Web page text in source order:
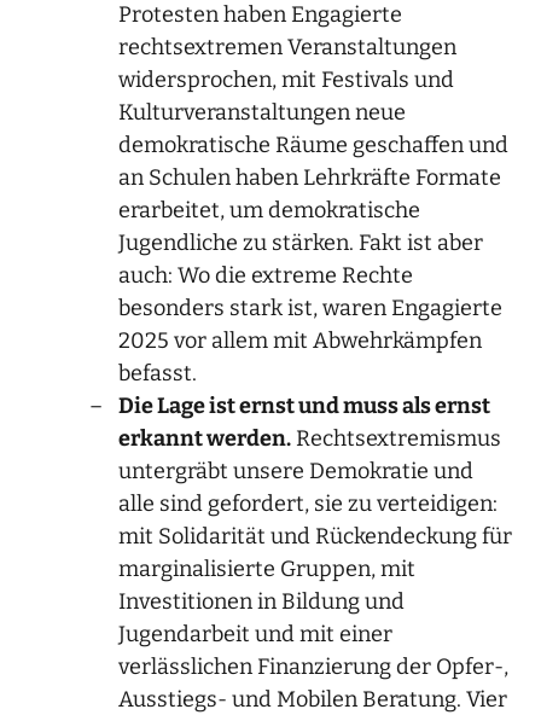
Protesten haben Engagierte
rechtsextremen Veranstaltungen
widersprochen, mit Festivals und
Kulturveranstaltungen neue
demokratische Räume geschaffen und
an Schulen haben Lehrkräfte Formate
erarbeitet, um demokratische
Jugendliche zu stärken. Fakt ist aber
auch: Wo die extreme Rechte
besonders stark ist, waren Engagierte
2025 vor allem mit Abwehrkämpfen
befasst.
Die Lage ist ernst und muss als ernst
erkannt werden.Rechtsextremismus
untergräbt unsere Demokratie und
alle sind gefordert, sie zu verteidigen:
mit Solidarität und Rückendeckung für
marginalisierte Gruppen, mit
Investitionen in Bildung und
Jugendarbeit und mit einer
verlässlichen Finanzierung der Opfer-,
Ausstiegs- und Mobilen Beratung. Vier